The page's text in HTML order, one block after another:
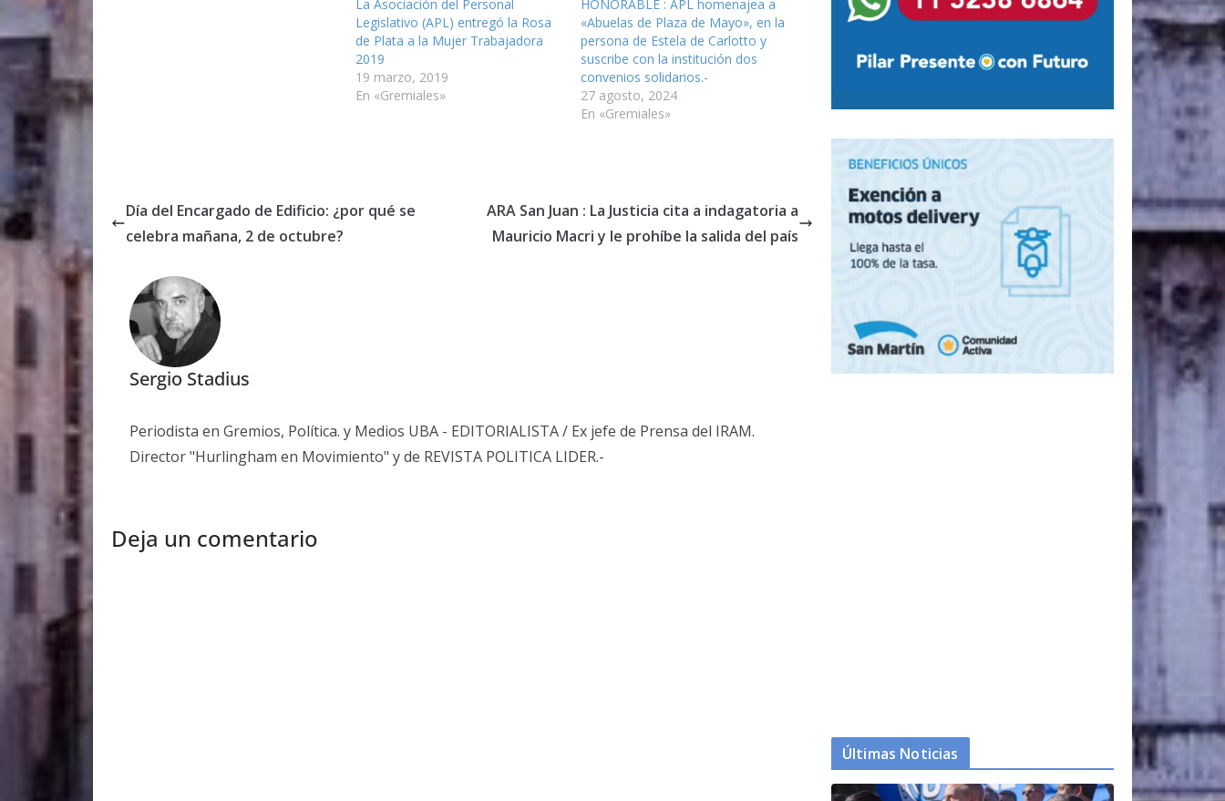
La Asociación del Personal
Legislativo (APL) entregó la Rosa
de Plata a la Mujer Trabajadora
2019
19 marzo, 2019
En «Gremiales»
HONORABLE : APL homenajea a
«Abuelas de Plaza de Mayo», en la
persona de Estela de Carlotto y
suscribe con la institución dos
convenios solidarios.-
27 agosto, 2024
En «Gremiales»
Día del Encargado de Edificio: ¿por qué se
celebra mañana, 2 de octubre?
ARA San Juan : La Justicia cita a indagatoria a
Mauricio Macri y le prohíbe la salida del país
Sergio Stadius
Periodista en Gremios, Política. y Medios UBA - EDITORIALISTA / Ex jefe de Prensa del IRAM.
Director "Hurlingham en Movimiento" y de REVISTA POLITICA LIDER.-
Deja un comentario
Últimas Noticias